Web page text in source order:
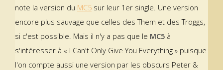
note la version du MC5 sur leur 1er single. Une version
encore plus sauvage que celles des Them et des Troggs,
si c'est possible. Mais il n'y a pas que le MC5 à
s'intéresser à « I Can't Only Give You Everything » puisque
l'on compte aussi une version par les obscurs Peter &